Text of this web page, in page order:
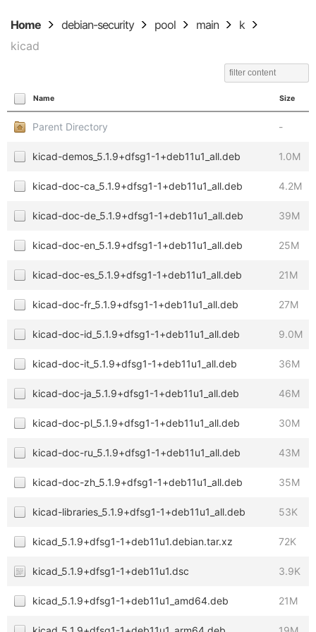
Home debian-security pool main
k
kicad
Name Size
Parent Directory -
kicad-demos_5.1.9+dfsg1-1+deb11u1_all.deb 1.0M
kicad-doc-ca_5.1.9+dfsg1-1+deb11u1_all.deb 4.2M
kicad-doc-de_5.1.9+dfsg1-1+deb11u1_all.deb 39M
kicad-doc-en_5.1.9+dfsg1-1+deb11u1_all.deb 25M
kicad-doc-es_5.1.9+dfsg1-1+deb11u1_all.deb 21M
kicad-doc-fr_5.1.9+dfsg1-1+deb11u1_all.deb 27M
kicad-doc-id_5.1.9+dfsg1-1+deb11u1_all.deb 9.0M
kicad-doc-it_5.1.9+dfsg1-1+deb11u1_all.deb 36M
kicad-doc-ja_5.1.9+dfsg1-1+deb11u1_all.deb 46M
kicad-doc-pl_5.1.9+dfsg1-1+deb11u1_all.deb 30M
kicad-doc-ru_5.1.9+dfsg1-1+deb11u1_all.deb 43M
kicad-doc-zh_5.1.9+dfsg1-1+deb11u1_all.deb 35M
kicad-libraries_5.1.9+dfsg1-1+deb11u1_all.deb 53K
kicad_5.1.9+dfsg1-1+deb11u1.debian.tar.xz 72K
kicad_5.1.9+dfsg1-1+deb11u1.dsc 3.9K
kicad_5.1.9+dfsg1-1+deb11u1_amd64.deb 21M